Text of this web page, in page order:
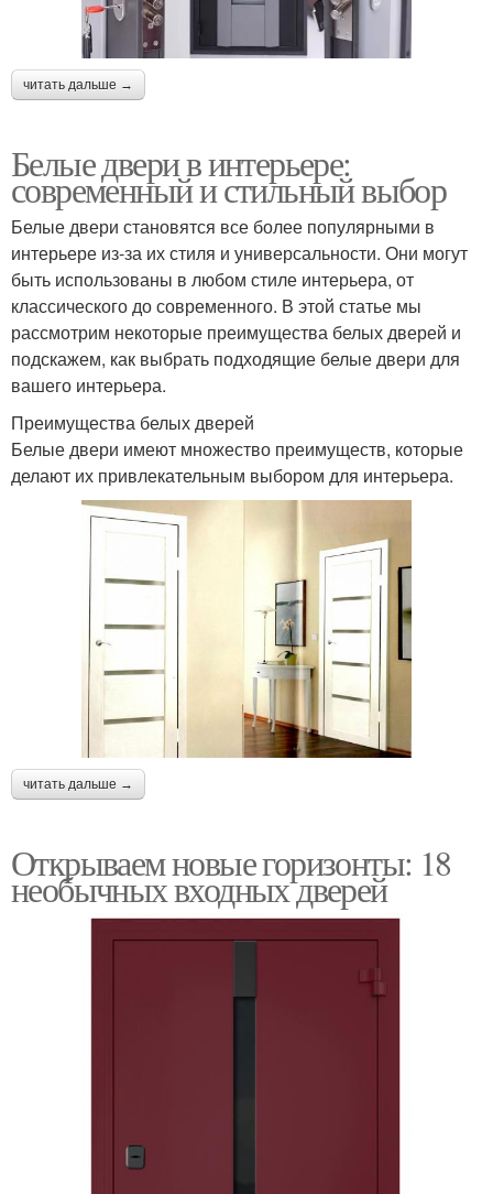
читать дальше →
Белые двери в интерьере:
современный и стильный выбор
Белые двери становятся все более популярными в
интерьере из-за их стиля и универсальности. Они могут
быть использованы в любом стиле интерьера, от
классического до современного. В этой статье мы
рассмотрим некоторые преимущества белых дверей и
подскажем, как выбрать подходящие белые двери для
вашего интерьера.
Преимущества белых дверей
Белые двери имеют множество преимуществ, которые
делают их привлекательным выбором для интерьера.
читать дальше →
Открываем новые горизонты: 18
необычных входных дверей